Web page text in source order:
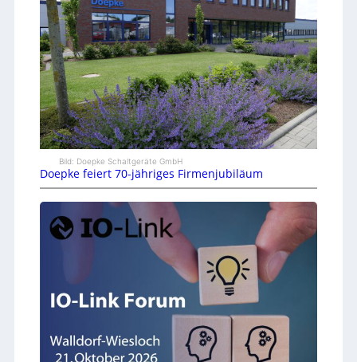
Bild: Doepke Schaltgeräte GmbH
Doepke feiert 70-jähriges Firmenjubiläum